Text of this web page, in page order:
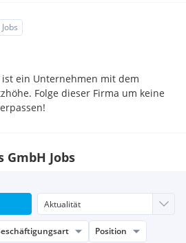
ist ein Unternehmen mit dem
Folge dieser Firma um keine
GmbH Jobs
Position